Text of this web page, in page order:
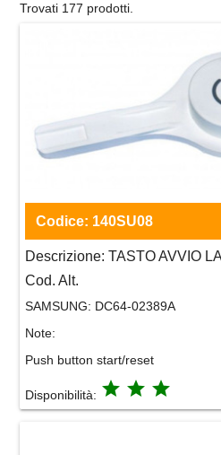
Trovati 177 prodotti.
Codice: 140SU08
Descrizione: TASTO AVVIO
Cod. Alt.
SAMSUNG: DC64-02389A
Note:
Push button start/reset
Disponibilità: grade grade grade